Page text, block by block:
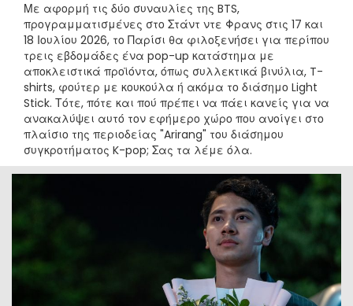
Με αφορμή τις δύο συναυλίες της BTS,
προγραμματισμένες στο Στάντ ντε Φρανς στις 17 και
18 Ιουλίου 2026, το Παρίσι θα φιλοξενήσει για περίπου
τρεις εβδομάδες ένα pop-up κατάστημα με
αποκλειστικά προϊόντα, όπως συλλεκτικά βινύλια, T-
shirts, φούτερ με κουκούλα ή ακόμα το διάσημο Light
Stick. Τότε, πότε και πού πρέπει να πάει κανείς για να
ανακαλύψει αυτό τον εφήμερο χώρο που ανοίγει στο
πλαίσιο της περιοδείας "Arirang" του διάσημου
συγκροτήματος K-pop; Σας τα λέμε όλα.